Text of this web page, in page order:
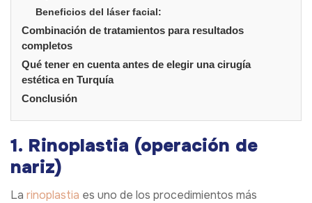
Beneficios del láser facial:
Combinación de tratamientos para resultados
completos
Qué tener en cuenta antes de elegir una cirugía
estética en Turquía
Conclusión
1. Rinoplastia (operación de
nariz)
La rinoplastia es uno de los procedimientos más